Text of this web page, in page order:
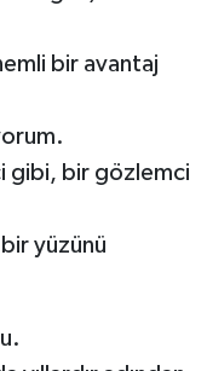
bir avantaj
gibi, bir gözlemci
yüzünü